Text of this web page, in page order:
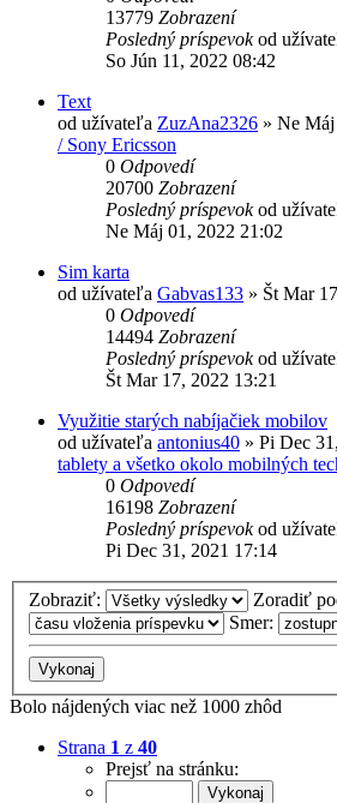
13779 Zobrazení
Posledný príspevokod
So Jún 11, 2022 08:42
Text
od užívateľa ZuzAna2326 » Ne Máj
/ Sony Ericsson
0 Odpovedí
20700 Zobrazení
Posledný príspevokod
Ne Máj 01, 2022 21:02
Sim karta
od užívateľa Gabvas133 » Št Mar
0 Odpovedí
14494 Zobrazení
Posledný príspevokod
Št Mar 17, 2022 13:21
Využitie starých nabíjačiek mobilov
od užívateľa antonius40 » Pi Dec
tablety a všetko okolo mobilných
0 Odpovedí
16198 Zobrazení
Posledný príspevokod
Pi Dec 31, 2021 17:14
Zobraziť:
Zoradiť
Smer:
Bolo nájdených viac než 1000 zhôd
Strana 1 z 40
Prejsť na stránku: